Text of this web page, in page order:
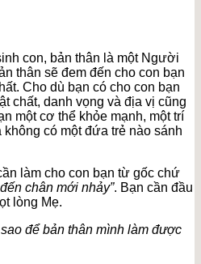
con, bản thân là một Người
thân sẽ đem đến cho con bạn
Cho dù bạn có cho con bạn
chất, danh vọng và địa vị cũng
một cơ thể khỏe mạnh, một trí
có một đứa trẻ nào sánh
làm cho con bạn từ gốc chứ
chân mới nhảy”. Bạn cần đầu
lòng Mẹ.
để bản thân mình làm được